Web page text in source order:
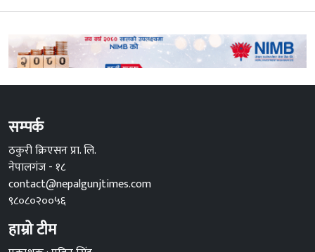
सम्पर्क
ठकुरी क्रिएसन प्रा. लि.
नेपालगंज - १८
contact@nepalgunjtimes.com
९८०८०२००५६
हाम्रो टीम